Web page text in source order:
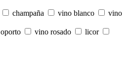
champaña vino blanco
vino
oporto vino rosado
licor